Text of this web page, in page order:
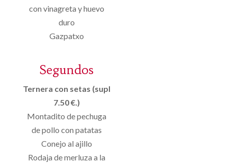
con vinagreta y huevo
duro
Gazpatxo
Segundos
Ternera con setas (supl
7.50 €.)
Montadito de pechuga
de pollo con patatas
Conejo al ajillo
Rodaja de merluza a la